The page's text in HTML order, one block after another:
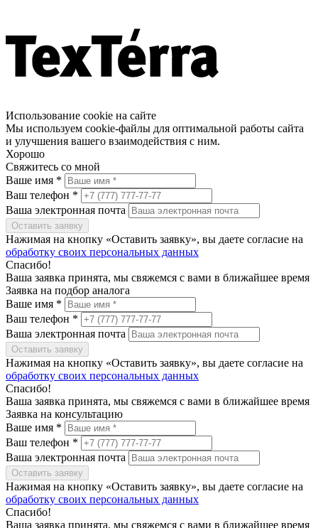
Использование cookie на сайте
Мы используем cookie-файлы для оптимальной работы сайта
и улучшения вашего взаимодействия с ним.
Хорошо
Свяжитесь со мной
Ваше имя *
Ваш телефон *
Ваша электронная почта
Оставить заявку
Нажимая на кнопку «Оставить заявку», вы даете согласие на
обработку своих персональных данных
Спасибо!
Ваша заявка принята, мы свяжемся с вами в ближайшее время
Заявка на подбор аналога
Ваше имя *
Ваш телефон *
Ваша электронная почта
Оставить заявку
Нажимая на кнопку «Оставить заявку», вы даете согласие на
обработку своих персональных данных
Спасибо!
Ваша заявка принята, мы свяжемся с вами в ближайшее время
Заявка на консультацию
Ваше имя *
Ваш телефон *
Ваша электронная почта
Оставить заявку
Нажимая на кнопку «Оставить заявку», вы даете согласие на
обработку своих персональных данных
Спасибо!
Ваша заявка принята, мы свяжемся с вами в ближайшее время